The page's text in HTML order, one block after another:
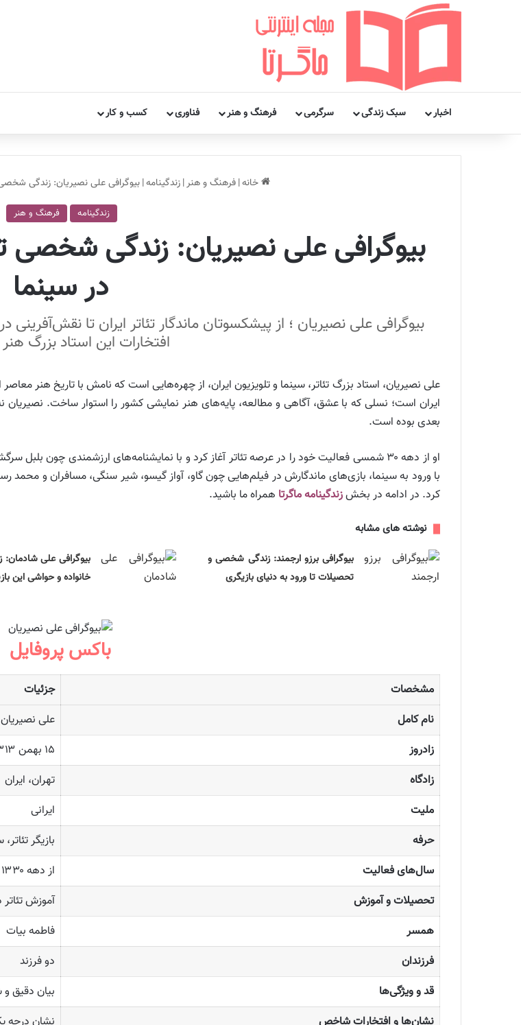
اخبار سبک زندگی سرگرمی فرهنگ و هنر فناوری کسب و کار
خانه|فرهنگ و هنر|زندگینامه|بیوگرافی علی نصیریان: زندگی
زندگینامه فرهنگ و هنر
بیوگرافی علی نصیریان: زندگی شخصی
در سینما
بیوگرافی علی نصیریان ؛ از پیشکسوتان ماندگار تئاتر ایران تا نقش‌آفرینی
افتخارات این استاد بزرگ
علی نصیریان، استاد بزرگ تئاتر، سینما و تلویزیون ایران، از چهره‌هایی است که نامش با تاریخ هنر
ایران است؛ نسلی که با عشق، آگاهی و مطالعه، پایه‌های هنر نمایشی کشور را استوار ساخت. نصیریان
بعدی بوده است.
او از دهه ۳۰ شمسی فعالیت خود را در عرصه تئاتر آغاز کرد و با نمایشنامه‌های ارزشمندی چون
با ورود به سینما، بازی‌های ماندگارش در فیلم‌هایی چون گاو، آواز گیسو، شیر سنگی، مسافران و محمد
کرد. در ادامه در بخشزندگینامه ماگرتا همراه ما باشید.
نوشته های مشابه
بیوگرافی برزو ارجمند: زندگی شخصی و
تحصیلات تا ورود به دنیای بازیگری
بیوگرافی علی
خانواده و حواشی این
باکس پروفایل
مشخصات
جزئیات
نام کامل
علی نصیریان
زادروز
۱۵ بهمن ۱۳۱۳ برابر با ۴ فوریه ۱۹۳۵
زادگاه
تهران، ایران
ملیت
ایرانی
حرفه
بازیگر
سال‌های فعالیت
از دهه ۱۳۳۰ تا امروز
تحصیلات و آموزش
آموزش
همسر
فاطمه بیات
فرزندان
دو فرزند
قد و ویژگی‌ها
بیان دقیق و